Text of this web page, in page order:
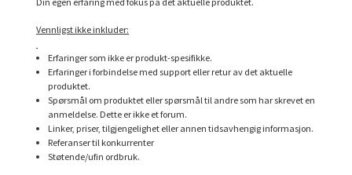
Vennligst ikke inkluder:
Erfaringer som ikke er produkt-spesifikke.
Erfaringer i forbindelse med support eller retur av det aktuelle
produktet.
Spørsmål om produktet eller spørsmål til andre som har skrevet en
anmeldelse. Dette er ikke et forum.
Linker, priser, tilgjengelighet eller annen tidsavhengig informasjon.
Referanser til konkurrenter
Støtende/ufin ordbruk.